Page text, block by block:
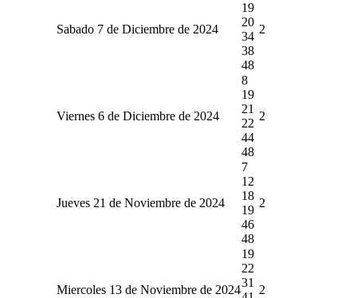
Sabado 7 de Diciembre de 2024
19
20
34
38
48
2
Viernes 6 de Diciembre de 2024
8
19
21
22
44
48
2
Jueves 21 de Noviembre de 2024
7
12
18
19
46
48
2
Miercoles 13 de Noviembre de 2024
19
22
31
2